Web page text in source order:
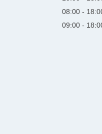
08:00
09:00